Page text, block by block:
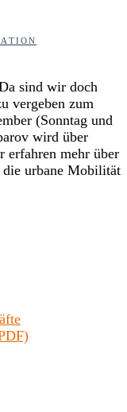
sind wir doch
vergeben zum
(Sonntag und
wird über
erfahren mehr über
urbane Mobilität